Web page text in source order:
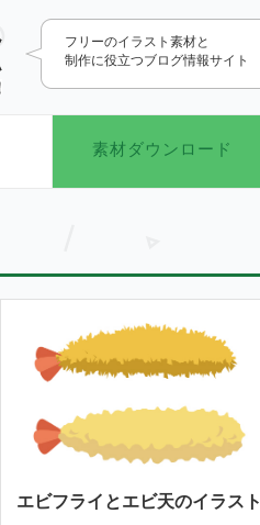
SOZAIC.com
フリーのイラスト素材と
制作に役立つブログ情報サイト
素材ダウンロード
エビフライとエビ天のイラスト